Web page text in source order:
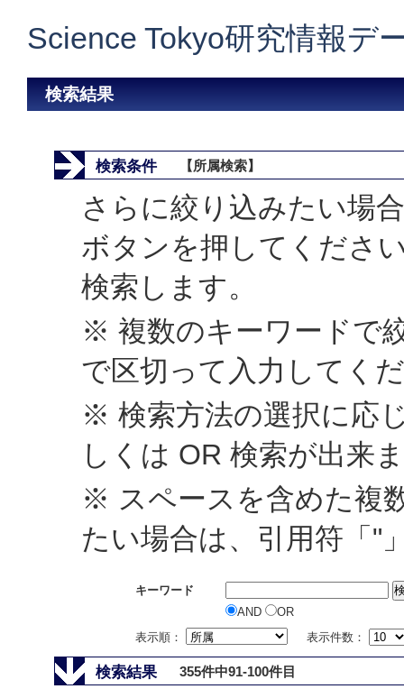
Science Tokyo研究情報デ
検索結果
検索条件 【所属検索】
さらに絞り込みたい場
ボタンを押してくださ
検索します。
※ 複数のキーワードで
で区切って入力してく
※ 検索方法の選択に応
しくは OR 検索が出来
※ スペースを含めた複
たい場合は、引用符「"
キーワード
AND
OR
表示順：
表示件数：
検索結果 355件中91-100件目